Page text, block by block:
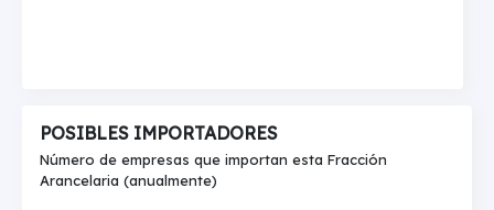
POSIBLES IMPORTADORES
Número de empresas que importan esta Fracción
Arancelaria (anualmente)